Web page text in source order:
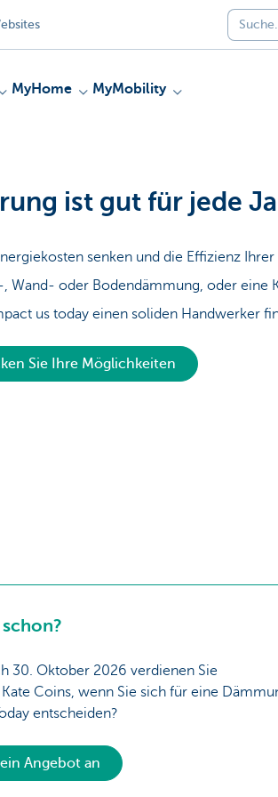
MyHome MyMobility
ist gut für jede
senken und die Effizienz
, Wand- oder Bodendämmung, oder eine
us today einen soliden Handwerker
Sie Ihre Möglichkeiten
30. Oktober 2026 verdienen Sie
Coins, wenn Sie sich für eine
entscheiden?
Angebot an